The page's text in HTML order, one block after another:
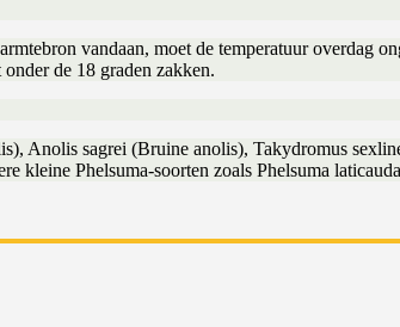
vandaan, moet de temperatuur overdag
de 18 graden zakken.
Anolis sagrei (Bruine anolis), Takydromus
kleine Phelsuma-soorten zoals Phelsuma